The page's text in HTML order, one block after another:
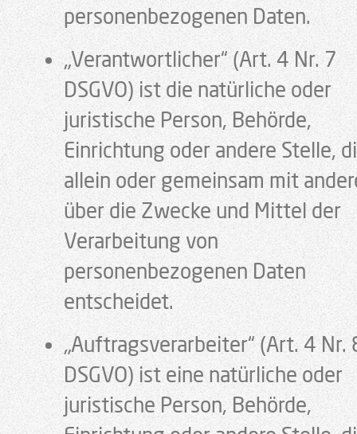
personenbezogenen Daten.
„Verantwortlicher“ (Art. 4 Nr. 7
DSGVO) ist die natürliche oder
juristische Person, Behörde,
Einrichtung oder andere Stelle,
allein oder gemeinsam mit
über die Zwecke und Mittel der
Verarbeitung von
personenbezogenen Daten
entscheidet.
„Auftragsverarbeiter“ (Art. 4 Nr.
DSGVO) ist eine natürliche oder
juristische Person, Behörde,